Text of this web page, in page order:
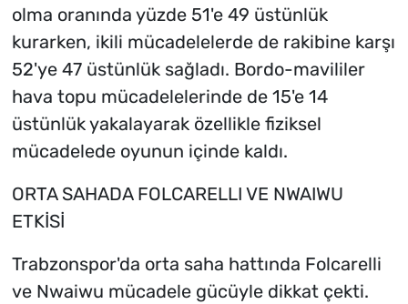
olma oranında yüzde 51'e 49 üstünlük
kurarken, ikili mücadelelerde de rakibine karşı
52'ye 47 üstünlük sağladı. Bordo-mavililer
hava topu mücadelelerinde de 15'e 14
üstünlük yakalayarak özellikle fiziksel
mücadelede oyunun içinde kaldı.
ORTA SAHADA FOLCARELLI VE NWAIWU
ETKİSİ
Trabzonspor'da orta saha hattında Folcarelli
ve Nwaiwu mücadele gücüyle dikkat çekti.